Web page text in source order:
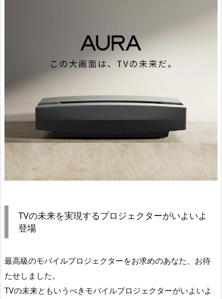
TVの未来を実現するプロジェクターがいよいよ
登場
最高級のモバイルプロジェクターをお求めのあなた、お待
たせしました。
TVの未来ともいうべきモバイルプロジェクターがいよいよ